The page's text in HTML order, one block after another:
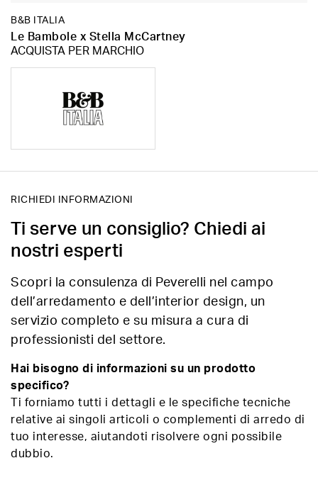
B&B ITALIA
Le Bambole x Stella McCartney
ACQUISTA PER MARCHIO
RICHIEDI INFORMAZIONI
Ti serve un consiglio? Chiedi ai
nostri esperti
Scopri la consulenza di Peverelli nel campo
dell’arredamento e dell’interior design, un
servizio completo e su misura a cura di
professionisti del settore.
Hai bisogno di informazioni su un prodotto
specifico?
Ti forniamo tutti i dettagli e le specifiche tecniche
relative ai singoli articoli o complementi di arredo di
tuo interesse, aiutandoti risolvere ogni possibile
dubbio.